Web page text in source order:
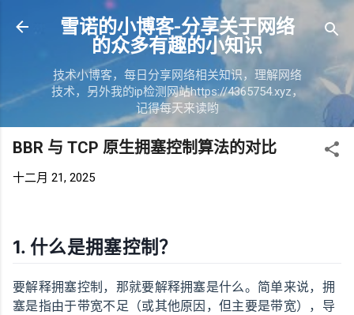
跳至主要内容
雪诺的小博客-分享关于网络
的众多有趣的小知识
技术小博客，每日分享网络相关知识，理解网络
技术，另外我的ip检测网站https://4365754.xyz，
记得每天来读哟
BBR 与 TCP 原生拥塞控制算法的对比
十二月 21, 2025
1. 什么是拥塞控制？
要解释拥塞控制，那就要解释拥塞是什么。简单来说，拥
塞是指由于带宽不足（或其他原因，但主要是带宽），导